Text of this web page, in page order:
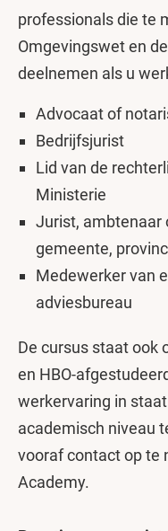
professionals die te
Omgevingswet en
deelnemen als u
Advocaat of
Bedrijfsjurist
Lid van de
Ministerie
Jurist, ambtenaar
gemeente,
Medewerker van
adviesbureau
De cursus staat ook
en HBO-
werkervaring in
academisch niveau
vooraf contact op te
Academy.